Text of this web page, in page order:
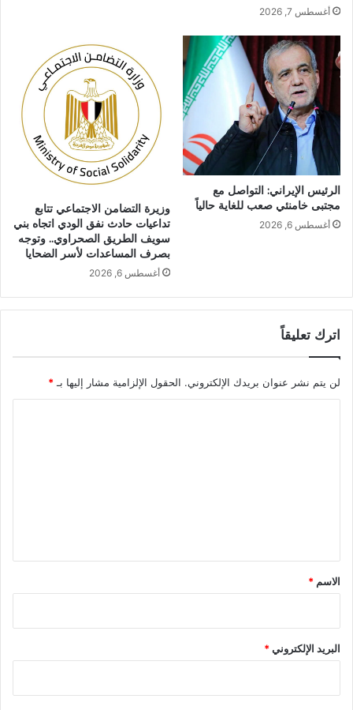
أغسطس 7, 2026
الرئيس الإيراني: التواصل مع
مجتبى خامنئي صعب للغاية حالياً
أغسطس 6, 2026
وزيرة التضامن الاجتماعي تتابع
تداعيات حادث نفق الودي اتجاه بني
سويف الطريق الصحراوي.. وتوجه
بصرف المساعدات لأسر الضحايا
أغسطس 6, 2026
اترك تعليقاً
لن يتم نشر عنوان بريدك الإلكتروني. الحقول الإلزامية مشار إليها بـ *
*
الاسم *
البريد الإلكتروني*